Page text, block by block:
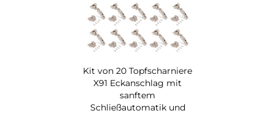
Kit von 20 Topfscharniere
X91 Eckanschlag mit
sanftem
Schließautomatik und